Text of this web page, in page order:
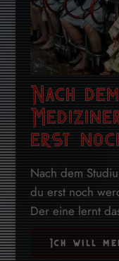
Nach
erst
Nach dem
du erst noch
Der eine lernt
Ich will